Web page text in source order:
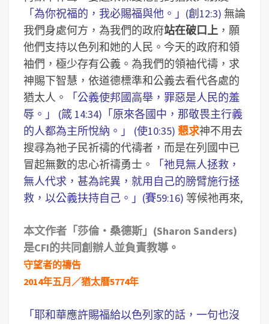
「為你祝福的，我必賜福與他。」(創12:3) 無論
我們身處何方，為我們的政府站在破口上 ，願
他們支持以色列和她的人民。今天的政府和領
袖們，極少存有公義。為我們的領袖代禱，求
神賜下智慧，依道德標準和公義去看代各處的
猶太人。
「公義使邦國高舉，罪惡是人民的羞
辱。」 (箴 14:34)「原來各國中，那敬畏主行義
的人都為主所悅納。」 (使10:35) 懇求神不用去
搜尋為祂子民祈禱的代禱者，而是在列國中已
冒起無數的忠心祈禱勇士。
「祂見無人拯救，
無人代求，甚為詫異，就用自己的膀臂施行拯
救，以公義扶持自己。」(賽59:16) 等候祂再來,
本文作者「莎倫‧桑德斯」(Sharon Sanders)
是CFI的共同創辦人並負責教導。
守望者的禱告
2014年五月／猶太曆5774年
「耶和華應許賜福給以色列家的話，一句也沒